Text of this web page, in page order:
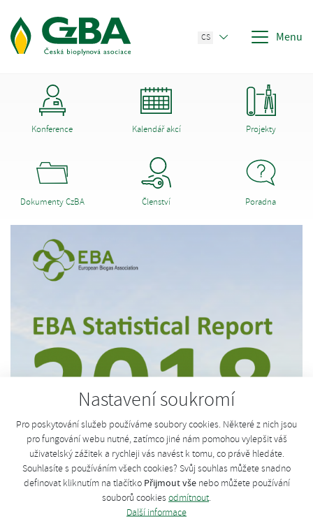
Nastavení soukromí
Pro poskytování služeb používáme soubory cookies. Některé z nich jsou
pro fungování webu nutné, zatímco jiné nám pomohou vylepšit váš
uživatelský zážitek a rychleji vás navést k tomu, co právě hledáte.
Souhlasíte s používáním všech cookies? Svůj souhlas můžete snadno
definovat kliknutím na tlačítko Přijmout všenebo můžete používání
souborů cookies odmítnout.
Další informace
CS Menu
Konference Kalendář akcí Projekty
Dokumenty CzBA Členství Poradna
Nové statistiky bioplynu v EU